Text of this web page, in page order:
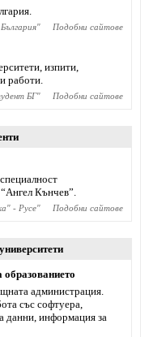
" Подобни сайтове
изпити,
работи.
БГ" Подобни сайтове
Кънчев”.
- Русе" Подобни сайтове
университети
администрация.
със софтуера,
данни, информация за